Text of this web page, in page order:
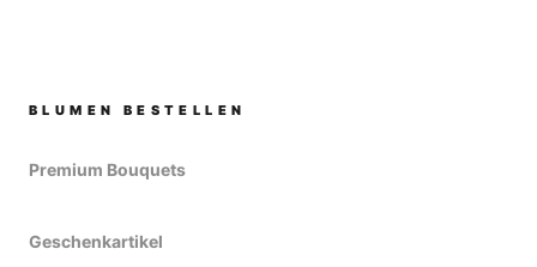
BLUMEN BESTELLEN
Premium Bouquets
Geschenkartikel